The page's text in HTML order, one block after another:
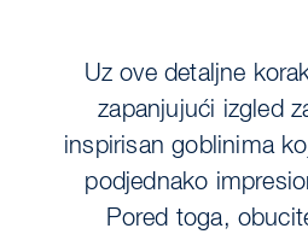
Uz ove detaljne
zapanjujući izgled
inspirisan goblinima
podjednako
Pored toga,